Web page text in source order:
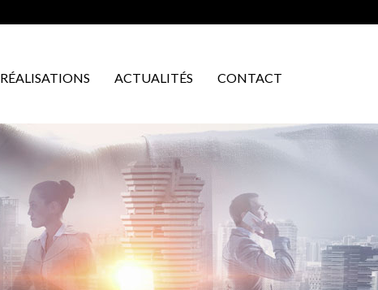
RÉALISATIONS ACTUALITÉS CONTACT